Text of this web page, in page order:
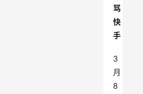
骂
快
手
3
月
8